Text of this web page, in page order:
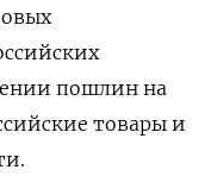
пошлин на
товары и